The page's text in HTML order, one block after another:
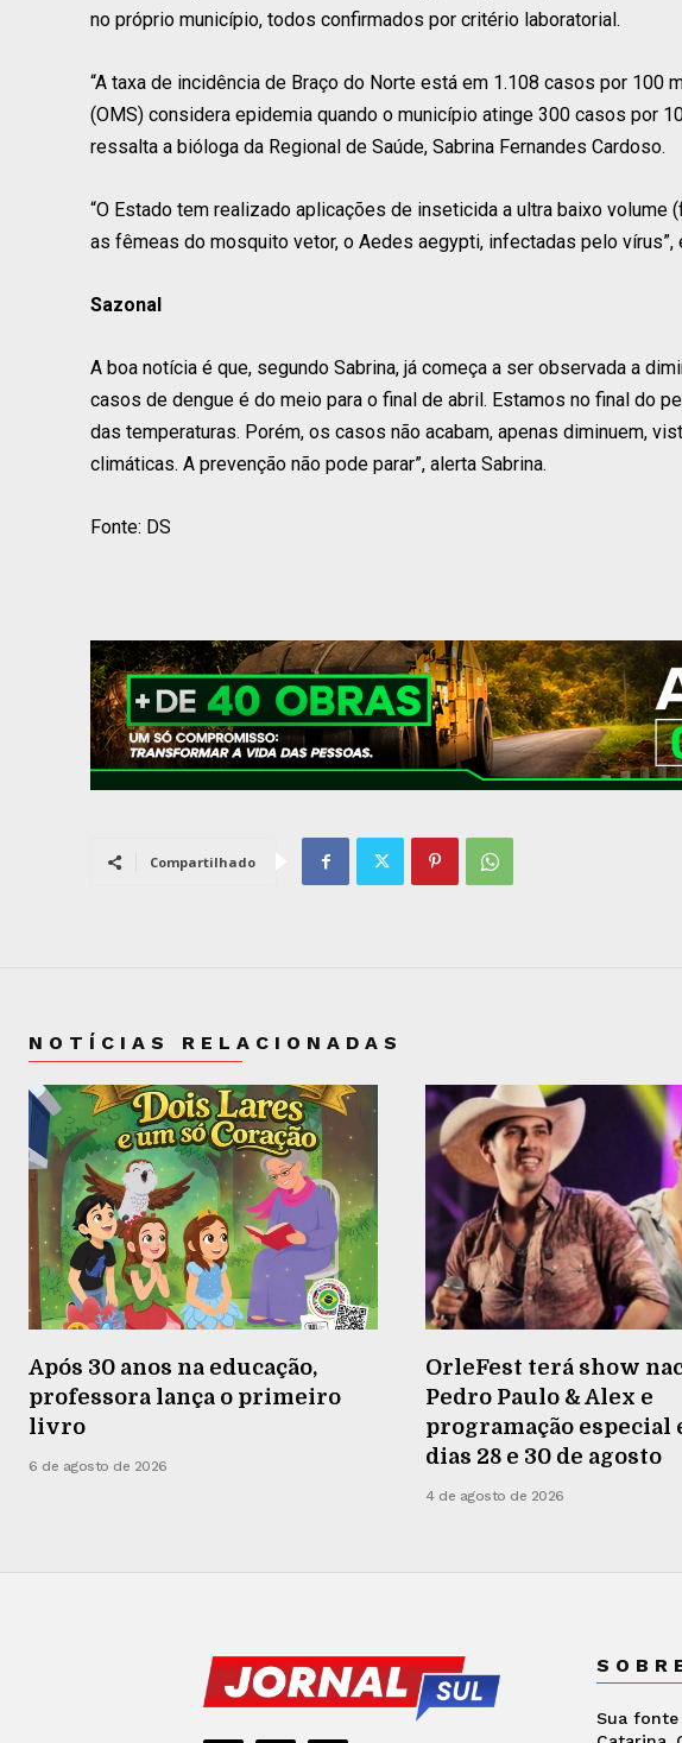
no próprio município, todos confirmados por critério laboratorial.
“A taxa de incidência de Braço do Norte está em 1.108 casos por 100
(OMS) considera epidemia quando o município atinge 300 casos por
ressalta a bióloga da Regional de Saúde, Sabrina Fernandes Cardoso.
“O Estado tem realizado aplicações de inseticida a ultra baixo volume
as fêmeas do mosquito vetor, o Aedes aegypti, infectadas pelo vírus”,
Sazonal
A boa notícia é que, segundo Sabrina, já começa a ser observada a
casos de dengue é do meio para o final de abril. Estamos no final do
das temperaturas. Porém, os casos não acabam, apenas diminuem,
climáticas. A prevenção não pode parar”, alerta Sabrina.
Fonte: DS
Compartilhado
NOTÍCIAS RELACIONADAS
Após 30 anos na educação,
professora lança o primeiro
livro
6 de agosto de 2026
OrleFest terá show
Pedro Paulo & Alex e
programação especial
dias 28 e 30 de agosto
4 de agosto de 2026
Sua